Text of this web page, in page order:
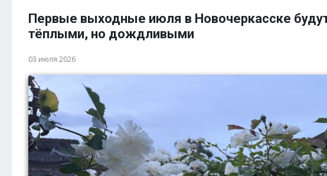
Первые выходные июля в Новочеркасске
тёплыми, но дождливыми
03 июля 2026